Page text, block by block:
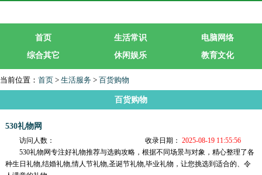
首页 生活常识
电脑网络
综合其它
休闲娱乐
教育文化
当前位置： 首页 > 生活服务 > 百货购物
百货购物
530礼物网
访问人数： 收录日期： 2025-08-19 11:55:56
530礼物网专注好礼物推荐与选购攻略，根据不同场景与对象，精心整理了各
种生日礼物,结婚礼物,情人节礼物,圣诞节礼物,毕业礼物，让您挑选到适合的、令